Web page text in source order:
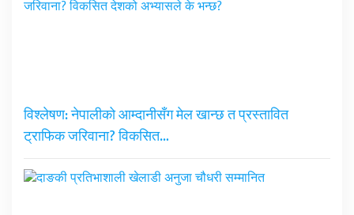
विश्लेषण: नेपालीको आम्दानीसँग मेल खान्छ त प्रस्तावित
ट्राफिक जरिवाना? विकसित…